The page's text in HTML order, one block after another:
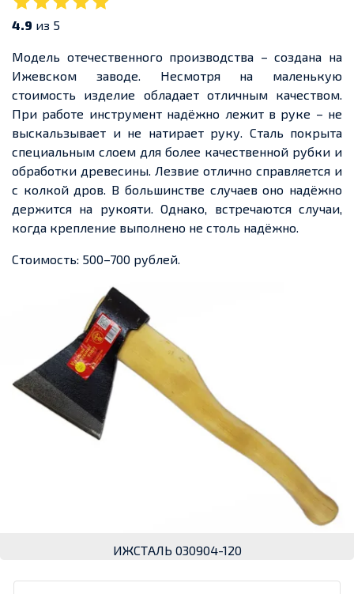
4.9 из 5
Модель отечественного производства – создана на
Ижевском заводе. Несмотря на маленькую
стоимость изделие обладает отличным качеством.
При работе инструмент надёжно лежит в руке – не
выскальзывает и не натирает руку. Сталь покрыта
специальным слоем для более качественной рубки и
обработки древесины. Лезвие отлично справляется и
с колкой дров. В большинстве случаев оно надёжно
держится на рукояти. Однако, встречаются случаи,
когда крепление выполнено не столь надёжно.
Стоимость: 500–700 рублей.
ИЖСТАЛЬ 030904-120